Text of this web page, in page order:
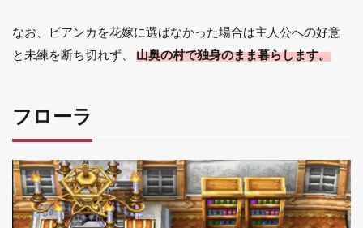
なお、ビアンカを花嫁に選ばなかった場合は主人公への好意
と未練を断ち切れず、
山奥の村で独身のまま暮らします。
フローラ